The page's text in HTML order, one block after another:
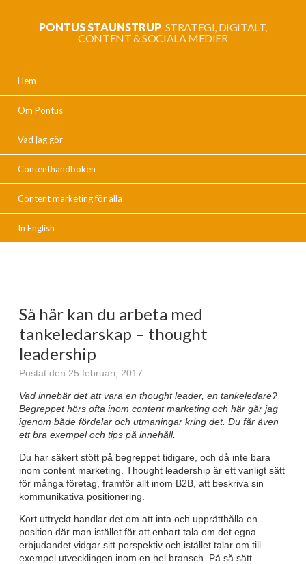
PONTUS STAUNSTRUP STRATEGI, DIGITALT,
CONTENT & SOCIALA MEDIER
Hem
Om Pontus
Vad jag gör
Contenthandboken
Content marketing för alla
In English
Så här kan du arbeta med
tankeledarskap – thought
leadership
Postat den 25 februari, 2017
Vad innebär det att vara en thought leader, en tankeledare?
Begreppet hörs ofta inom content marketing och här går jag
igenom både fördelar och utmaningar kring det. Du får även
ett bra exempel och tips på innehåll.
Du har säkert stött på begreppet tidigare, och då inte bara
inom content marketing. Thought leadership är ett vanligt sätt
för många företag, framför allt inom B2B, att beskriva sin
kommunikativa positionering.
Kort uttryckt handlar det om att inta och upprätthålla en
position där man istället för att enbart tala om det egna
erbjudandet vidgar sitt perspektiv och istället talar om till
exempel utvecklingen inom en hel bransch. På så sätt